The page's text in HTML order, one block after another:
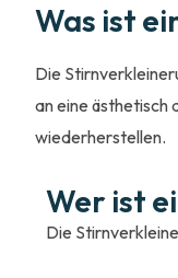
Was ist
Die
an eine ästhetisch
wiederherstellen.
Wer ist
Die